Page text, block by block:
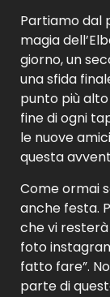
Partiamo dal
magia
giorno, un
una sfida
punto più alto
fine di ogni
le nuove
questa
Come ormai
anche festa.
che vi
foto
fatto fare”.
parte di